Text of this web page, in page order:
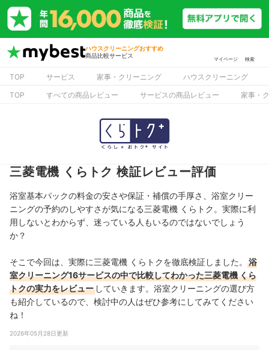
ハウスクリーニングおすすめ
商品比較サービス
マイページ 検索
TOP サービス 家事・クリーニング
ハウスクリーニング
TOP
すべての商品レビュー サービスの商品レビュー 家事・
三菱電機 くらトク 検証レビュー評価
浴室基本パックの料金の安さや保証・補償の手厚さ、浴室クリー
ニングの予約のしやすさが気になる三菱電機 くらトク。実際に利
用しないとわからず、迷っている人もいるのではないでしょう
か？
そこで今回は、実際に三菱電機 くらトクを徹底検証しました。
浴
室クリーニング16サービスの中で比較してわかった三菱電機 くら
トクの実力をレビュー していきます。浴室クリーニングの選び方
も紹介しているので、検討中の人はぜひ参考にしてみてください
ね！
2026年05月28日更新